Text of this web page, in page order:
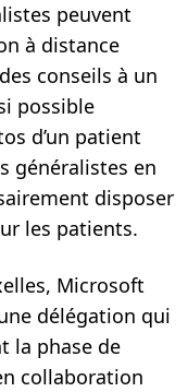
peuvent
à distance
conseils à un
possible
d’un patient
généralistes en
disposer
les patients.
Microsoft
délégation qui
la phase de
collaboration